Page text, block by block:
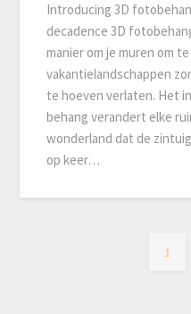
Introducing 3D
decadence 3D
manier om je muren om
vakantielandschappen
te hoeven verlaten. Het
behang verandert elke
wonderland dat de
op keer…
1